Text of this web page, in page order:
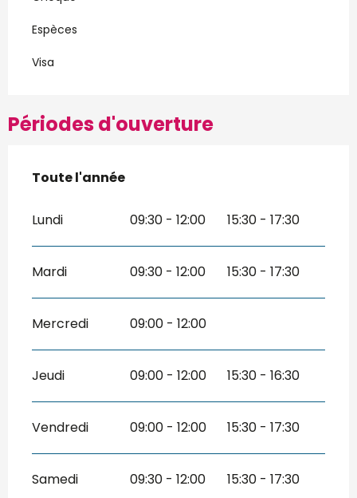
Espèces
Visa
Périodes d'ouverture
Toute l'année
Toute l'année
Lundi 09:30 - 12:00 15:30 - 17:30
Mardi 09:30 - 12:00 15:30 - 17:30
Mercredi 09:00 - 12:00
Jeudi 09:00 - 12:00 15:30 - 16:30
Vendredi 09:00 - 12:00 15:30 - 17:30
Samedi 09:30 - 12:00 15:30 - 17:30